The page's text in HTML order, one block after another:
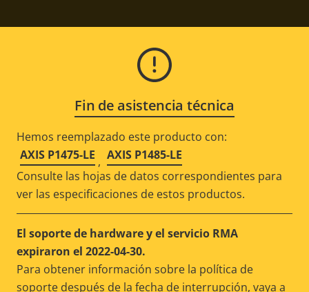
Fin de asistencia técnica
Hemos reemplazado este producto con:
AXIS P1475-LE , AXIS P1485-LE
Consulte las hojas de datos correspondientes para
ver las especificaciones de estos productos.
El soporte de hardware y el servicio RMA
expiraron el 2022-04-30.
Para obtener información sobre la política de
soporte después de la fecha de interrupción, vaya a